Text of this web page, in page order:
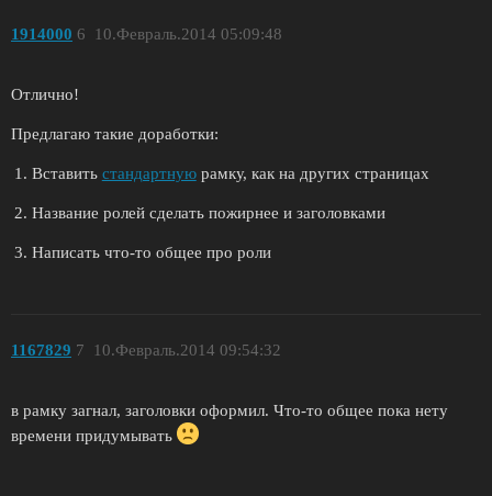
1914000 10.Февраль.2014 05:09:48
6
Отлично!
Предлагаю такие доработки:
Вставить стандартнуюрамку, как на других страницах
Название ролей сделать пожирнее и заголовками
Написать что-то общее про роли
1167829 10.Февраль.2014 09:54:32
7
в рамку загнал, заголовки оформил. Что-то общее пока нету
времени придумывать